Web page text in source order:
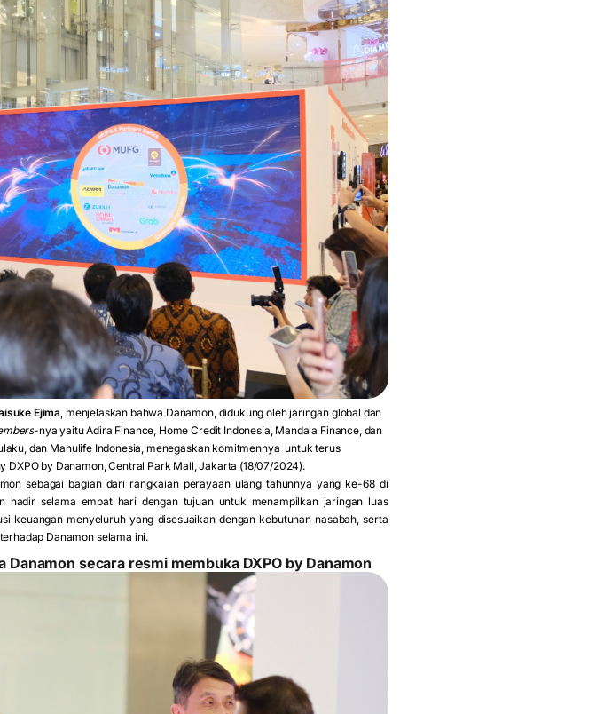
Ejima, menjelaskan bahwa Danamon, didukung oleh jaringan global dan
-nya yaitu Adira Finance, Home Credit Indonesia, Mandala Finance, dan
dan Manulife Indonesia, menegaskan komitmennya untuk terus
DXPO by Danamon, Central Park Mall, Jakarta (18/07/2024).
sebagai bagian dari rangkaian perayaan ulang tahunnya yang ke-68 di
selama empat hari dengan tujuan untuk menampilkan jaringan luas
keuangan menyeluruh yang disesuaikan dengan kebutuhan nasabah, serta
Danamon selama ini.
secara resmi membuka DXPO by Danamon